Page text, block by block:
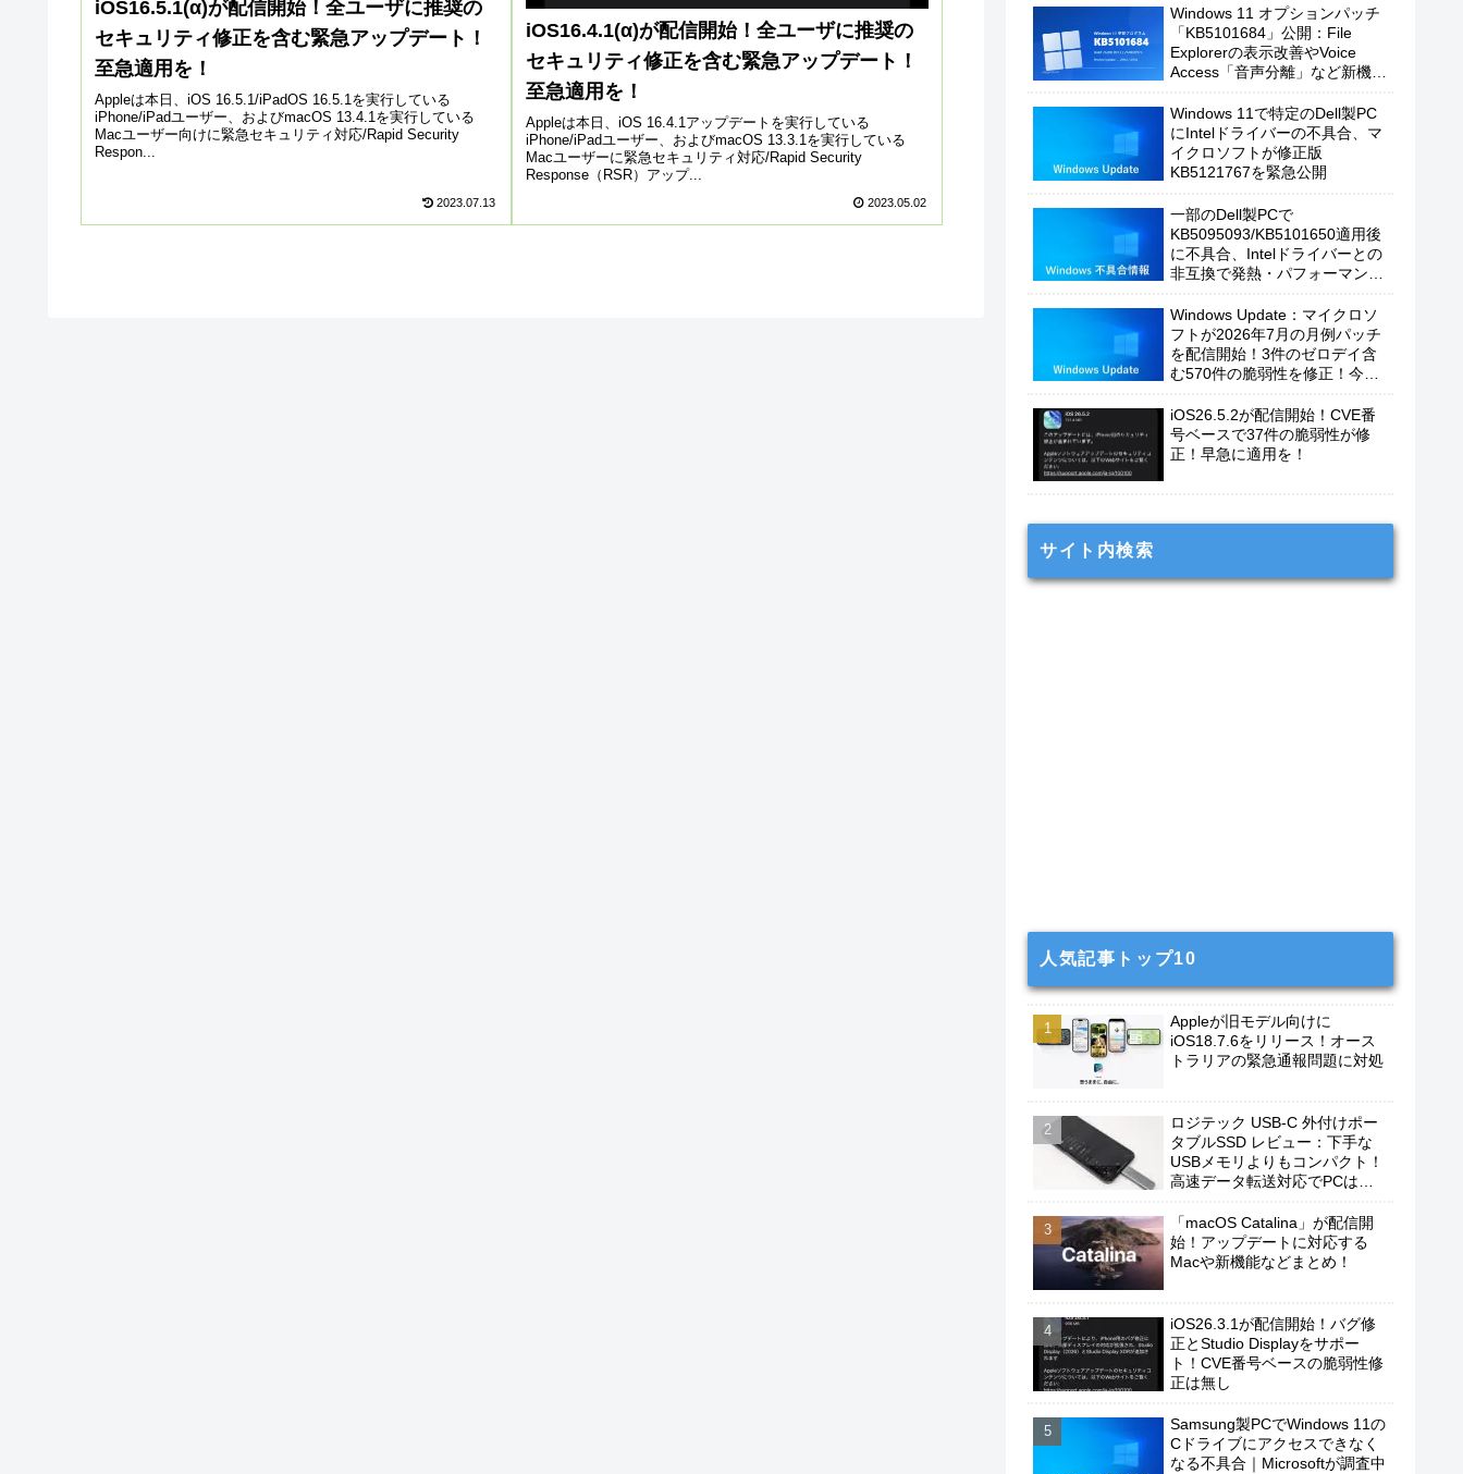
iOS16.5.1(α)が配信開始！全ユーザに推奨の
セキュリティ修正を含む緊急アップデート！
至急適用を！
Appleは本日、iOS 16.5.1/iPadOS 16.5.1を実行している
iPhone/iPadユーザー、およびmacOS 13.4.1を実行している
Macユーザー向けに緊急セキュリティ対応/Rapid Security
Respon...
2023.07.13
iOS16.4.1(α)が配信開始！全ユーザに推奨の
セキュリティ修正を含む緊急アップデート！
至急適用を！
Appleは本日、iOS 16.4.1アップデートを実行している
iPhone/iPadユーザー、およびmacOS 13.3.1を実行している
Macユーザーに緊急セキュリティ対応/Rapid Security
Response（RSR）アップ...
2023.05.02
Windows 11 オプションパッチ
「KB5101684」公開：File
Explorerの表示改善やVoice
Access「音声分離」など新機能
Windows 11で特定のDell製PC
にIntelドライバーの不具合、マ
イクロソフトが修正版
KB5121767を緊急公開
一部のDell製PCで
KB5095093/KB5101650適用後
に不具合、Intelドライバーとの
非互換で発熱・パフォーマンス
Windows Update：マイクロソ
フトが2026年7月の月例パッチ
を配信開始！3件のゼロデイ含
む570件の脆弱性を修正！今す
iOS26.5.2が配信開始！CVE番
号ベースで37件の脆弱性が修
正！早急に適用を！
サイト内検索
人気記事トップ10
Appleが旧モデル向けに
iOS18.7.6をリリース！オース
トラリアの緊急通報問題に対処
ロジテック USB-C 外付けポー
タブルSSD レビュー：下手な
USBメモリよりもコンパクト！
高速データ転送対応でPCは勿
もおすすめ！
「macOS Catalina」が配信開
始！アップデートに対応する
Macや新機能などまとめ！
iOS26.3.1が配信開始！バグ修
正とStudio Displayをサポー
ト！CVE番号ベースの脆弱性修
正は無し
Samsung製PCでWindows 11の
Cドライブにアクセスできなく
なる不具合｜Microsoftが調査中